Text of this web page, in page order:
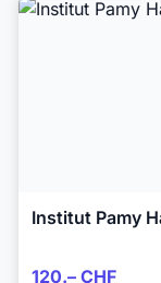
Institut Pamy
120.– CHF